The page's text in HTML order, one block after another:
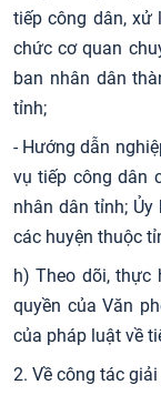
tiếp công dân, xử
chức cơ quan
ban nhân dân
tỉnh;
- Hướng dẫn
vụ tiếp công dân
nhân dân tỉnh;
các huyện thuộc
h) Theo dõi, thực
quyền của Văn
của pháp luật về
2. Về công tác